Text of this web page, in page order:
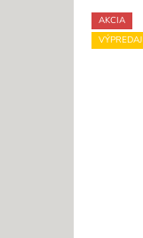
AKCIA
VÝPREDAJ